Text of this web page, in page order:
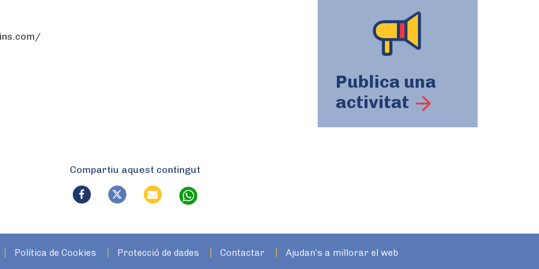
Publica una
activitat
Compartiu aquest contingut
Política de Cookies Protecció de dades Contactar Ajudan’s a millorar el web